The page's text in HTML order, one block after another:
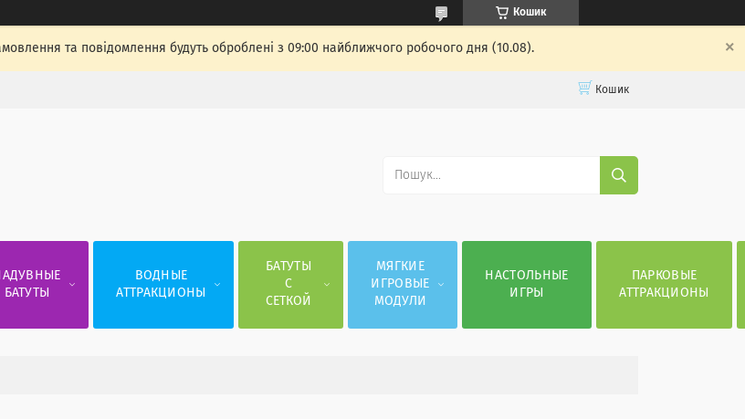
Кошик
та повідомлення будуть оброблені з 09:00 найближчого робочого дня (10.08).
Кошик
БАТУТЫ
ВОДНЫЕ
АТТРАКЦИОНЫ
БАТУТЫ
С
СЕТКОЙ
МЯГКИЕ
ИГРОВЫЕ
МОДУЛИ
НАСТОЛЬНЫЕ
ИГРЫ
ПАРКОВЫЕ
АТТРАКЦИОНЫ